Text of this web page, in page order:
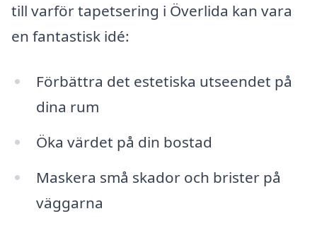
till varför tapetsering i Överlida kan vara
en fantastisk idé:
Förbättra det estetiska utseendet på
dina rum
Öka värdet på din bostad
Maskera små skador och brister på
väggarna